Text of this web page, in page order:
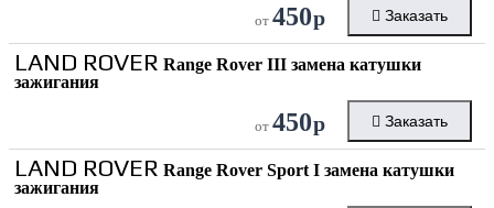
от 450р Заказать
LAND ROVER Range Rover III замена катушки
зажигания
от 450р Заказать
LAND ROVER Range Rover Sport I замена катушки
зажигания